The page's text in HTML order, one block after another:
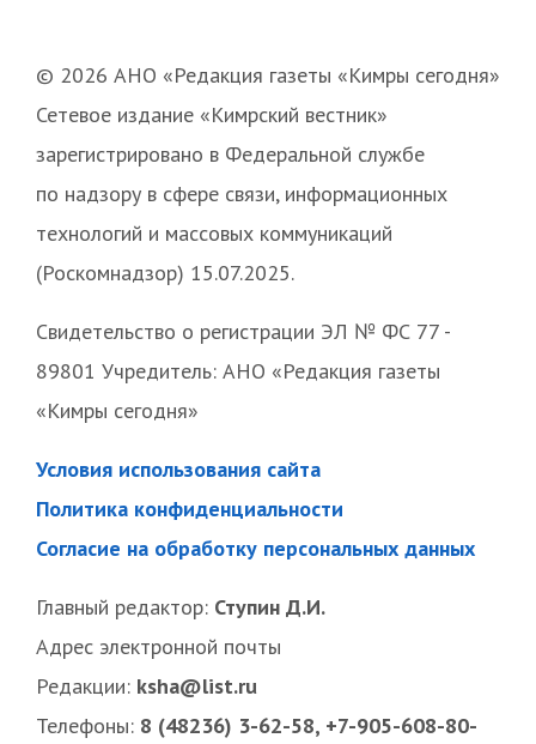
© 2026 АНО «Редакция газеты «Кимры сегодня»
Сетевое издание «Кимрский вестник»
зарегистрировано в Федеральной службе
по надзору в сфере связи, информационных
технологий и массовых коммуникаций
(Роскомнадзор) 15.07.2025.
Свидетельство о регистрации ЭЛ № ФС 77 -
89801 Учредитель: АНО «Редакция газеты
«Кимры сегодня»
Условия использования сайта
Политика конфиденциальности
Согласие на обработку персональных данных
Главный редактор: Ступин Д.И.
Адрес электронной почты
Редакции: ksha@list.ru
Телефоны: 8 (48236) 3-62-58, +7-905-608-80-